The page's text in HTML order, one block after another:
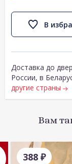
В
Доставка до
России, в
другие страны
Вам
388 ₽